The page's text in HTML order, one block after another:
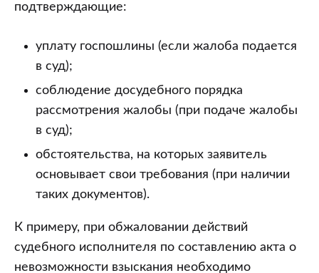
подтверждающие:
уплату госпошлины (если жалоба подается
в суд);
соблюдение досудебного порядка
рассмотрения жалобы (при подаче жалобы
в суд);
обстоятельства, на которых заявитель
основывает свои требования (при наличии
таких документов).
К примеру, при обжаловании действий
судебного исполнителя по составлению акта о
невозможности взыскания необходимо